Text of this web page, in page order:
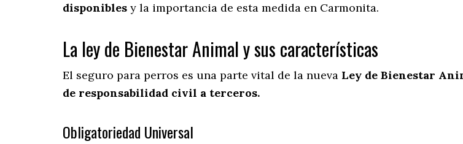
disponibles y la importancia de esta medida en Carmonita.
La ley de Bienestar Animal y sus características
El seguro para perros es una parte vital de la nueva Ley de Bienestar
de responsabilidad civil a terceros.
Obligatoriedad Universal